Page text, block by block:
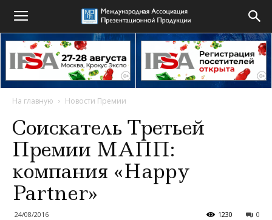
На главную Новости Премии
Соискатель Третьей
Премии МАПП:
компания «Happy
Partner»
24/08/2016 0
1230